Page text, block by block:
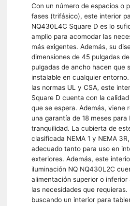
Con un número de espacios o
fases (trifásico), este interior
NQ430L4C Square D es lo
amplio para acomodar las
más exigentes. Además, su
dimensiones de 45 pulgadas
pulgadas de ancho hacen que
instalable en cualquier
las normas UL y CSA, este
Square D cuenta con la
que se espera. Además, viene
una garantía de 18 meses para
tranquilidad. La cubierta de
clasificada NEMA 1 y NEMA
adecuado tanto para uso en
exteriores. Además, este
iluminación NQ NQ430L2C
alimentación superior o inferior
las necesidades que requieras.
buscando un interior para